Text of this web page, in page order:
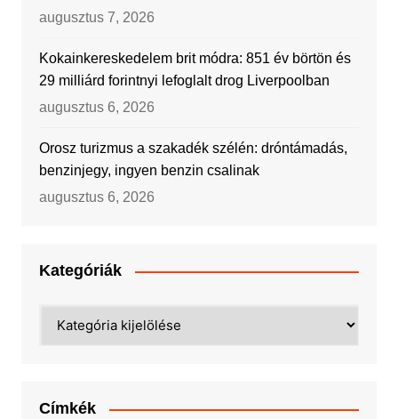
augusztus 7, 2026
Kokainkereskedelem brit módra: 851 év börtön és
29 milliárd forintnyi lefoglalt drog Liverpoolban
augusztus 6, 2026
Orosz turizmus a szakadék szélén: dróntámadás,
benzinjegy, ingyen benzin csalinak
augusztus 6, 2026
Kategóriák
Címkék